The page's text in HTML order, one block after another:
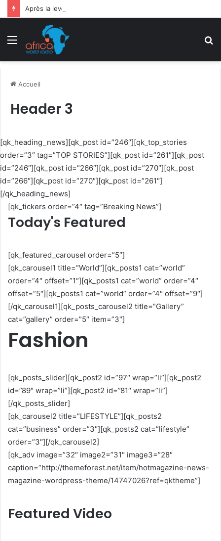
Menu
Accueil
Header 3
[qk_heading_news][qk_post id=”246″][qk_top_stories
order=”3″ tag=”TOP STORIES”][qk_post id=”261″][qk_post
id=”246″][qk_post id=”266″][qk_post id=”270″][qk_post
id=”266″][qk_post id=”270″][qk_post id=”261″]
[/qk_heading_news]
[qk_tickers order=”4″ tag=”Breaking News”]
Today's Featured
[qk_featured_carousel order=”5″]
[qk_carousel1 title=”World”][qk_posts1 cat=”world”
order=”4″ offset=”1″][qk_posts1 cat=”world” order=”4″
offset=”5″][qk_posts1 cat=”world” order=”4″ offset=”9″]
[/qk_carousel1][qk_posts_carousel2 title=”Gallery”
cat=”gallery” order=”5″ item=”3″]
Fashion
[qk_posts_slider][qk_post2 id=”97″ wrap=”li”][qk_post2
id=”89″ wrap=”li”][qk_post2 id=”81″ wrap=”li”]
[/qk_posts_slider]
[qk_carousel2 title=”LIFESTYLE”][qk_posts2
cat=”business” order=”3″][qk_posts2 cat=”lifestyle”
order=”3″][/qk_carousel2]
[qk_adv image=”32″ image2=”31″ image3=”28″
caption=”http://themeforest.net/item/hotmagazine-news-
magazine-wordpress-theme/14747026?ref=qktheme”]
Featured Video